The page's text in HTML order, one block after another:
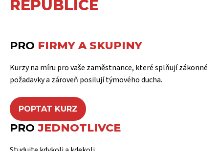
REPUBLICE
PRO FIRMY A SKUPINY
Kurzy na míru pro vaše zaměstnance, které splňují zákonné
požadavky a zároveň posilují týmového ducha.
POPTAT KURZ
PRO JEDNOTLIVCE